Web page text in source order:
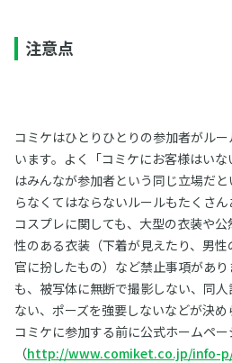
注意点
コミケはひとりひとりの参加者がル
います。よく「コミケにお客様はい
はみんなが参加者という同じ立場だ
らなくてはならないルールもたくさん
コスプレに関しても、大型の衣装や
性のある衣装（下着が見えたり、男
官に扮したもの）など禁止事項があ
も、被写体に無断で撮影しない、同
ない、ポーズを強要しないなどが決め
コミケに参加する前に公式ホームペー
（http://www.comiket.co.jp/info-